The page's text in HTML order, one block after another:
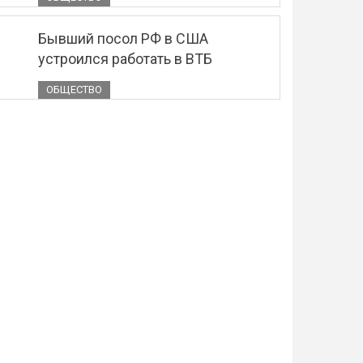
Бывший посол РФ в США
устроился работать в ВТБ
ОБЩЕСТВО